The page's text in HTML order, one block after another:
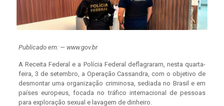
Publicado em: — www.gov.br
A Receita Federal e a Polícia Federal deflagraram, nesta quarta-
feira, 3 de setembro, a Operação Cassandra, com o objetivo de
desmontar uma organização criminosa, sediada no Brasil e em
países europeus, focada no tráfico internacional de pessoas
para exploração sexual e lavagem de dinheiro.